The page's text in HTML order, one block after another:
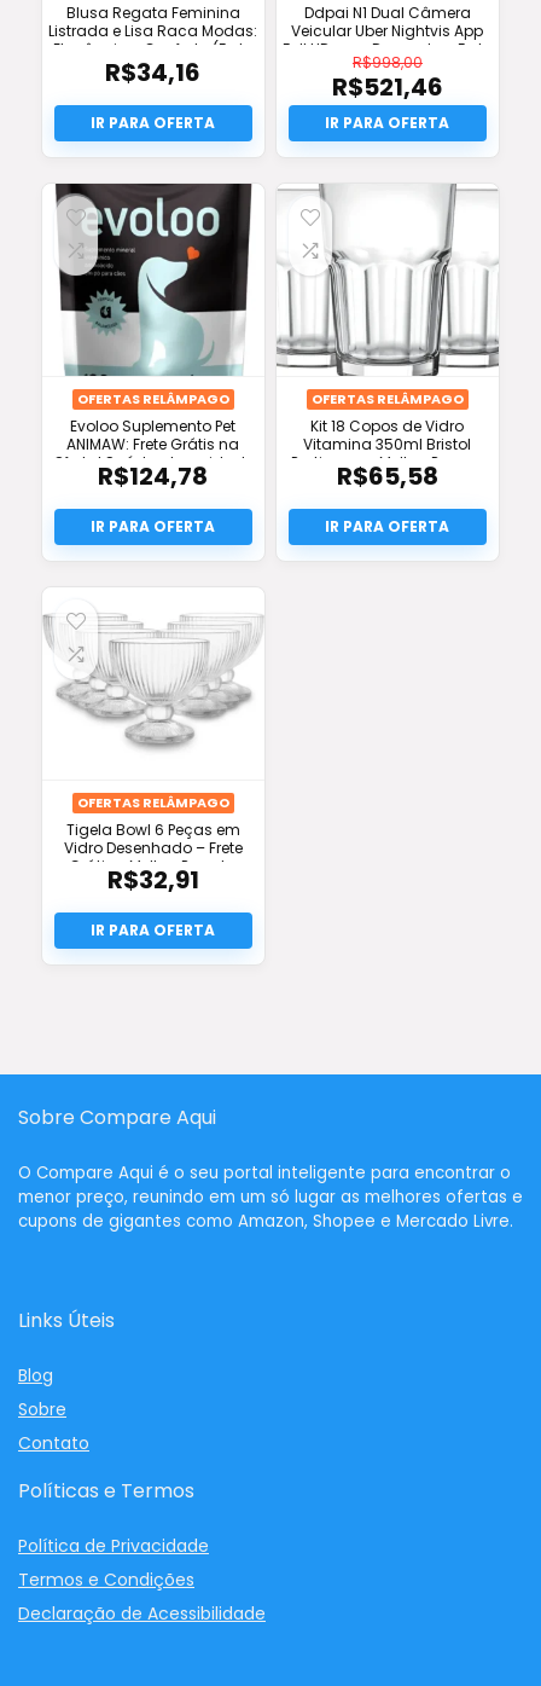
Blusa Regata Feminina
Listrada e Lisa Raca Modas:
Elegância e Conforto (Frete
Grátis)
R$34,16
Ddpai N1 Dual Câmera
Veicular Uber Nightvis App
Full HD com Desconto e Frete
Grátis!
R$998,00
O
preço
original
era:
R$998,00.
R$521,46
O
preço
atual
R$521,46.
OFERTAS RELÂMPAGO
Evoloo Suplemento Pet
ANIMAW: Frete Grátis na
Oferta! Saúde e Imunidade
para Cães e Gatos!
R$124,78
OFERTAS RELÂMPAGO
Kit 18 Copos de Vidro
Vitamina 350ml Bristol
Praticasa – Melhor Preço e
Frete Grátis
R$65,58
OFERTAS RELÂMPAGO
Tigela Bowl 6 Peças em
Vidro Desenhado – Frete
Grátis e Melhor Preço! –
Suas Compras Shop
R$32,91
Sobre Compare Aqui
O Compare Aqui é o seu portal inteligente para encontrar o
menor preço, reunindo em um só lugar as melhores ofertas e
cupons de gigantes como Amazon, Shopee e Mercado Livre.
Links Úteis
Blog
Sobre
Contato
Políticas e Termos
Política de Privacidade
Termos e Condições
Declaração de Acessibilidade